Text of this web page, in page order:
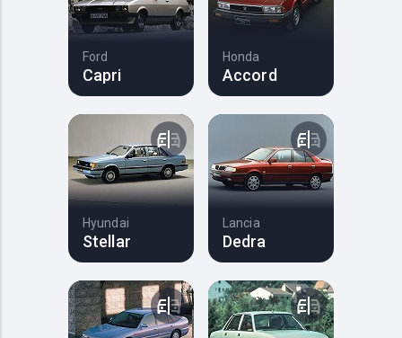
Ford
Capri
Honda
Accord
Hyundai
Stellar
Lancia
Dedra